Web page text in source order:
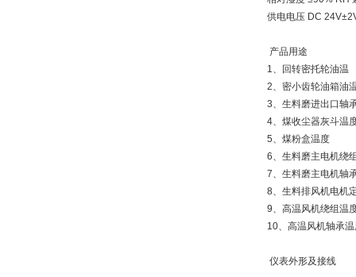
供电电压 DC
产品用途
1、回转密托轮油温
2、密小齿轮油箱油
3、生料磨进出口轴
4、煤收尘器灰斗温
5、煤粉盒温度
6、生料磨主电机绕
7、生料磨主电机轴
8、生料排风机电机
9、高温风机绕组温
10、高温风机轴承
仪表外形及接线